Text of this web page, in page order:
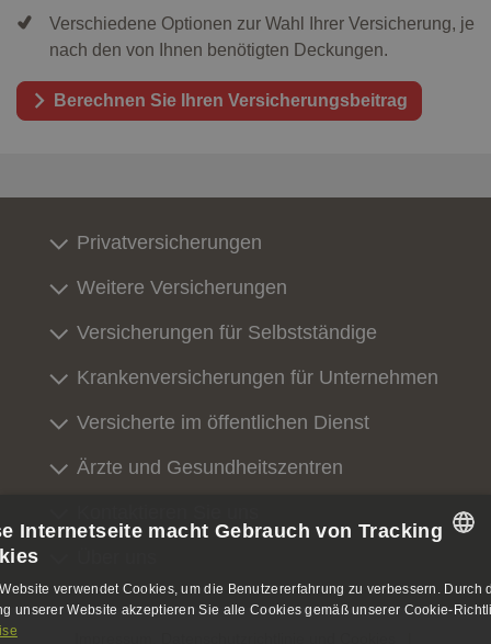
Verschiedene Optionen zur Wahl Ihrer Versicherung, je
nach den von Ihnen benötigten Deckungen.
Berechnen Sie Ihren Versicherungsbeitrag
Privatversicherungen
Weitere Versicherungen
Versicherungen für Selbstständige
Krankenversicherungen für Unternehmen
Versicherte im öffentlichen Dienst
Ärzte und Gesundheitszentren
SPANISH
Internetseite macht Gebrauch von Tracking
verwendet Cookies, um die Benutzererfahrung zu verbessern. Durch
unserer Website akzeptieren Sie alle Cookies gemäß unserer Cookie-